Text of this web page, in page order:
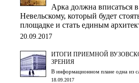
Арка должна вписаться
Невельскому, который будет
площадке и стать единым
20.09.2017
ИТОГИ ПРИЕМНОЙ
ЗРЕНИЯ
В информационном плане одна из
18.09.2017